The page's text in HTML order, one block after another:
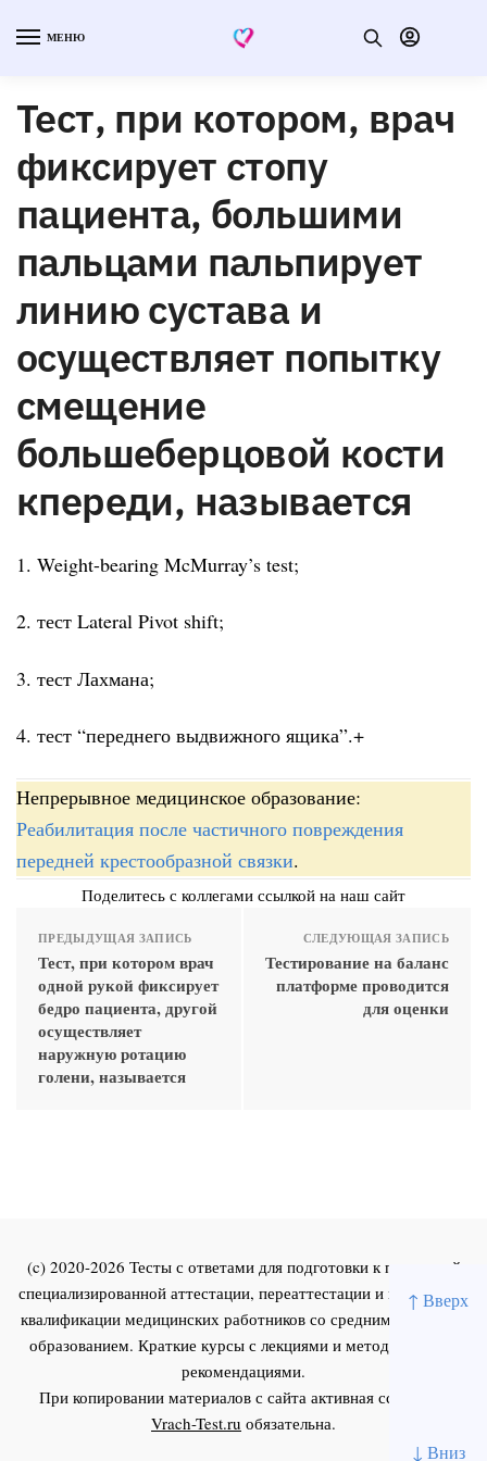
↑ Вверх
↓ Вниз
МЕНЮ
Тест, при котором, врач
фиксирует стопу
пациента, большими
пальцами пальпирует
линию сустава и
осуществляет попытку
смещение
большеберцовой кости
кпереди, называется
1. Weight-bearing McMurray’s test;
2. тест Lateral Pivot shift;
3. тест Лахмана;
4. тест “переднего выдвижного ящика”.+
Непрерывное медицинское образование:
Реабилитация после частичного повреждения
передней крестообразной связки.
Поделитесь с коллегами ссылкой на наш сайт
ПРЕДЫДУЩАЯ ЗАПИСЬ
Тест, при котором врач
одной рукой фиксирует
бедро пациента, другой
осуществляет
наружную ротацию
голени, называется
СЛЕДУЮЩАЯ ЗАПИСЬ
Тестирование на баланс
платформе проводится
для оценки
(c) 2020-2026 Тесты с ответами для подготовки к первичной
специализированной аттестации, переаттестации и повышения
квалификации медицинских работников со средним и высшим
образованием. Краткие курсы с лекциями и методическими
рекомендациями.
При копировании материалов с сайта активная ссылка на
Vrach-Test.ru обязательна.